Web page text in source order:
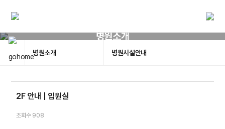
병원소개
병원소개 병원시설안내
2F 안내 | 입원실
조회수 908